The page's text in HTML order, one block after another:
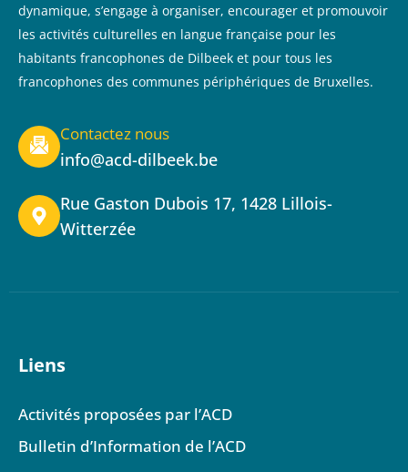
dynamique, s’engage à organiser, encourager et promouvoir
les activités culturelles en langue française pour les
habitants francophones de Dilbeek et pour tous les
francophones des communes périphériques de Bruxelles.
Contactez nous
info@acd-dilbeek.be
Rue Gaston Dubois 17, 1428 Lillois-
Witterzée
Liens
Activités proposées par l’ACD
Bulletin d’Information de l’ACD